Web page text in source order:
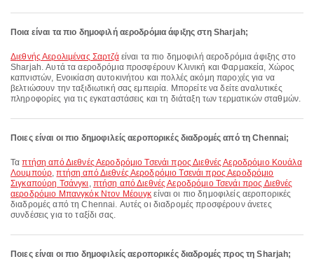
Ποια είναι τα πιο δημοφιλή αεροδρόμια άφιξης στη Sharjah;
Διεθνής Αερολιμένας Σαρτζάείναι τα πιο δημοφιλή αεροδρόμια άφιξης στο
Sharjah. Αυτά τα αεροδρόμια προσφέρουν Κλινική και Φαρμακεία, Χώρος
καπνιστών, Ενοικίαση αυτοκινήτου και πολλές ακόμη παροχές για να
βελτιώσουν την ταξιδιωτική σας εμπειρία. Μπορείτε να δείτε αναλυτικές
πληροφορίες για τις εγκαταστάσεις και τη διάταξη των τερματικών σταθμών.
Ποιες είναι οι πιο δημοφιλείς αεροπορικές διαδρομές από τη Chennai;
Ταπτήση από Διεθνές Αεροδρόμιο Τσενάι προς Διεθνές Αεροδρόμιο Κουάλα
Λουμπούρ,πτήση από Διεθνές Αεροδρόμιο Τσενάι προς Αεροδρόμιο
Σιγκαπούρη Τσάνγκι , πτήση από Διεθνές Αεροδρόμιο Τσενάι προς Διεθνές
αεροδρόμιο Μπανγκόκ Ντον Μέουγκ είναι οι πιο δημοφιλείς αεροπορικές
διαδρομές από τη Chennai. Αυτές οι διαδρομές προσφέρουν άνετες
συνδέσεις για το ταξίδι σας.
Ποιες είναι οι πιο δημοφιλείς αεροπορικές διαδρομές προς τη Sharjah;